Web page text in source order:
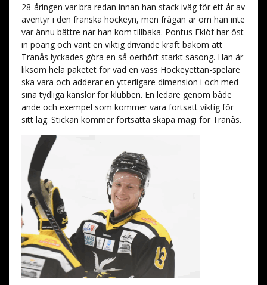
28-åringen var bra redan innan han stack iväg för ett år av
äventyr i den franska hockeyn, men frågan är om han inte
var ännu bättre när han kom tillbaka. Pontus Eklöf har öst
in poäng och varit en viktig drivande kraft bakom att
Tranås lyckades göra en så oerhört starkt säsong. Han är
liksom hela paketet för vad en vass Hockeyettan-spelare
ska vara och adderar en ytterligare dimension i och med
sina tydliga känslor för klubben. En ledare genom både
ande och exempel som kommer vara fortsatt viktig för
sitt lag. Stickan kommer fortsätta skapa magi för Tranås.